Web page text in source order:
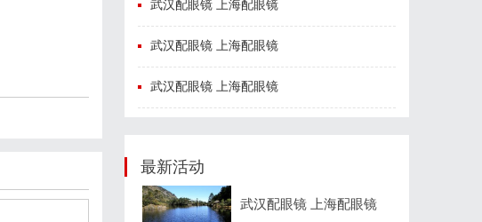
武汉配眼镜 上海配眼镜
武汉配眼镜 上海配眼镜
武汉配眼镜 上海配眼镜
最新活动
武汉配眼镜 上海配眼镜